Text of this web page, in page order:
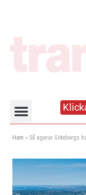
Hem » Så agerar Göteborgs